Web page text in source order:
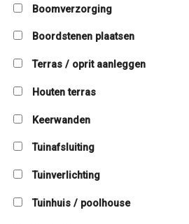
Boomverzorging
Boordstenen plaatsen
Terras / oprit aanleggen
Houten terras
Keerwanden
Tuinafsluiting
Tuinverlichting
Tuinhuis / poolhouse